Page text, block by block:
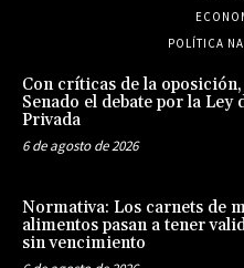
POLÍTICA
Con críticas de la oposición,
Senado el debate por la Ley
Privada
6 de agosto de 2026
Normativa: Los carnets de
alimentos pasan a tener
sin vencimiento